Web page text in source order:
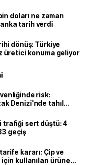
doları ne zaman
tarih verdi
dönüş: Türkiye
üretici konuma geliyor
risk:
Denizi'nde tahıl
trafiği sert düştü: 4
geçiş
kararı: Çip ve
kullanılan ürüne